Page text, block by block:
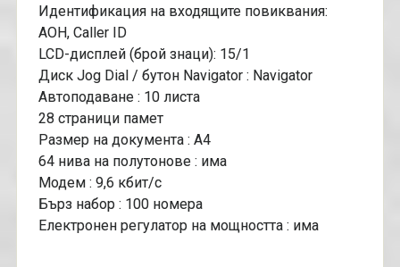
Идентификация на входящите повиквания:
AOH, Caller ID
LCD-дисплей (брой знаци): 15/1
Диск Jog Dial / бутон Navigator : Navigator
Автоподаване : 10 листа
28 страници памет
Размер на документа : A4
64 нива на полутонове : има
Модем : 9,6 кбит/с
Бърз набор : 100 номера
Електронен регулатор на мощността : има